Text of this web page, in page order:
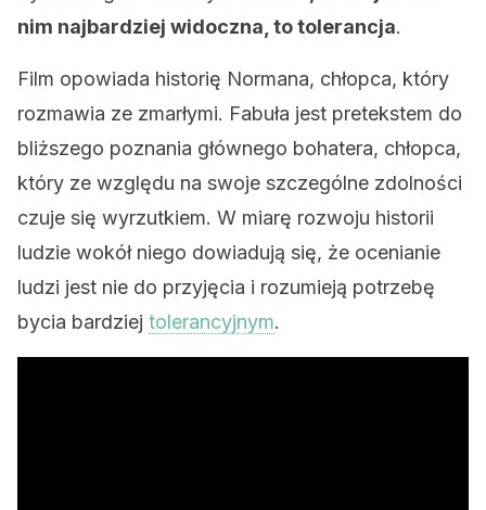
nim najbardziej widoczna, to tolerancja.
Film opowiada historię Normana, chłopca, który
rozmawia ze zmarłymi. Fabuła jest pretekstem do
bliższego poznania głównego bohatera, chłopca,
który ze względu na swoje szczególne zdolności
czuje się wyrzutkiem. W miarę rozwoju historii
ludzie wokół niego dowiadują się, że ocenianie
ludzi jest nie do przyjęcia i rozumieją potrzebę
bycia bardziej tolerancyjnym.